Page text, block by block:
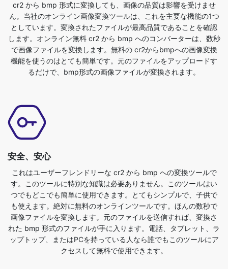
で画像ファイルを変換します。無料の cr2からbmpへの画像変換
機能を使うのはとても簡単です。元のファイルをアップロードす
るだけで、bmp形式の画像ファイルが変換されます。
安全、安心
これはユーザーフレンドリーな cr2 から bmp への変換ツールで
す。このツールに特別な知識は必要ありません。このツールはい
つでもどこでも簡単に使用できます。とてもシンプルで、子供で
も使えます。絶対に無料のオンラインツールです。ほんの数秒で
画像ファイルを変換します。元のファイルを送信すれば、変換さ
れた bmp 形式のファイルが手に入ります。電話、タブレット、ラ
ップトップ、またはPCを持っている人なら誰でもこのツールにア
クセスして無料で使用できます。